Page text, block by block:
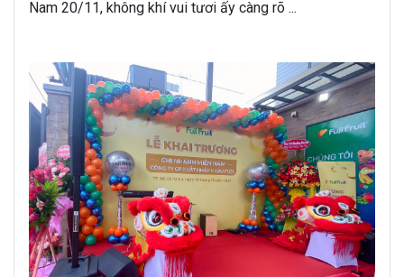
Nam 20/11, không khí vui tươi ấy càng rõ ...